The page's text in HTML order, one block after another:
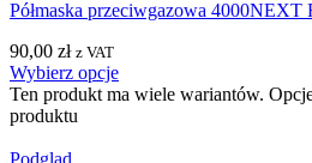
Półmaska przeciwgazowa 4000NEXT
90,00 zł z VAT
Wybierz opcje
Ten produkt ma wiele wariantów.
produktu